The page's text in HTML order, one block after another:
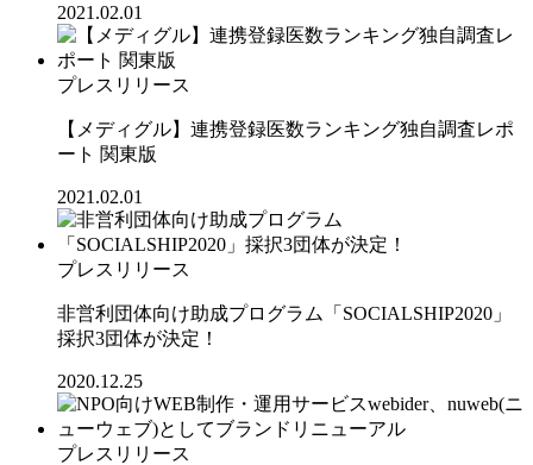
2021.02.01
プレスリリース
【メディグル】連携登録医数ランキング独⾃調査レポ
ート 関東版
2021.02.01
プレスリリース
非営利団体向け助成プログラム「SOCIALSHIP2020」
採択3団体が決定！
2020.12.25
プレスリリース